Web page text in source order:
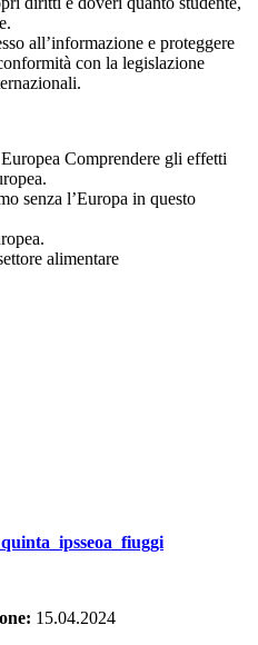
all’informazione e proteggere
con la legislazione
Comprendere gli effetti
senza l’Europa in questo
alimentare
15.04.2024